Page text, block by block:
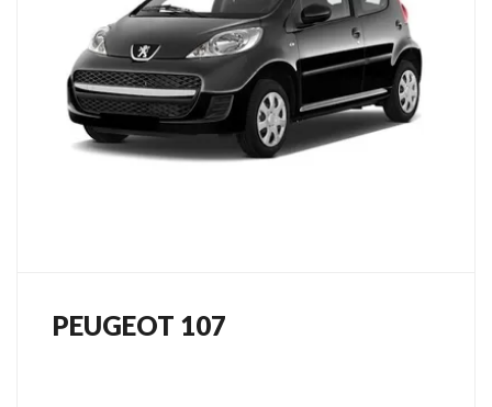
PEUGEOT 107